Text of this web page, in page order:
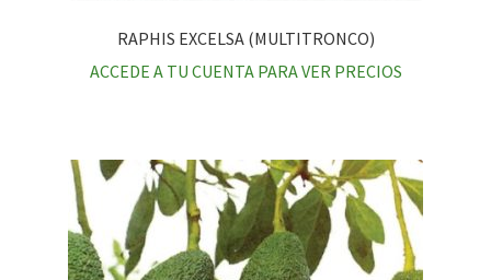
RAPHIS EXCELSA (MULTITRONCO)
ACCEDE A TU CUENTA PARA VER PRECIOS